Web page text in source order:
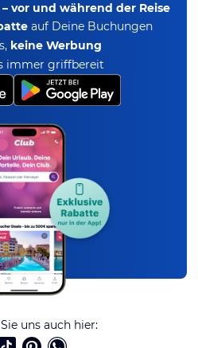
vor und während der Reise
auf Deine Buchungen
keine Werbung
immer griffbereit
uns auch hier: